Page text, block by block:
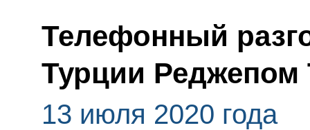
Телефонный
Турции
13 июля 2020 года